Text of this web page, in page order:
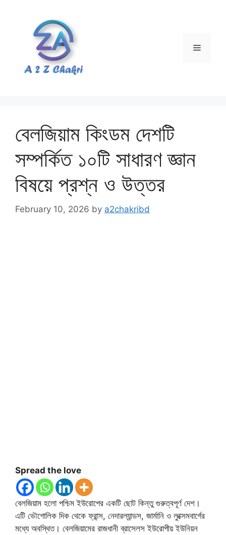
Menu
বেলজিয়াম কিংডম দেশটি
সম্পর্কিত ১০টি সাধারণ জ্ঞান
বিষয়ে প্রশ্ন ও উত্তর
February 10, 2026 by a2chakribd
Spread the love
বেলজিয়াম হলো পশ্চিম ইউরোপের একটি ছোট কিন্তু গুরুত্বপূর্ণ দেশ।
এটি ভৌগোলিক দিক থেকে ফ্রান্স, নেদারল্যান্ডস, জার্মানি ও লুক্সেমবার্গের
মধ্যে অবস্থিত। বেলজিয়ামের রাজধানী ব্রাসেলস ইউরোপীয় ইউনিয়ন